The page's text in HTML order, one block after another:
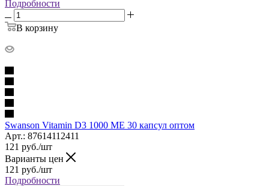
Подробности
В корзину
Swanson Vitamin D3 1000 МЕ 30 капсул оптом
Арт.: 87614112411
121 руб./шт
Варианты цен
121 руб./шт
Подробности